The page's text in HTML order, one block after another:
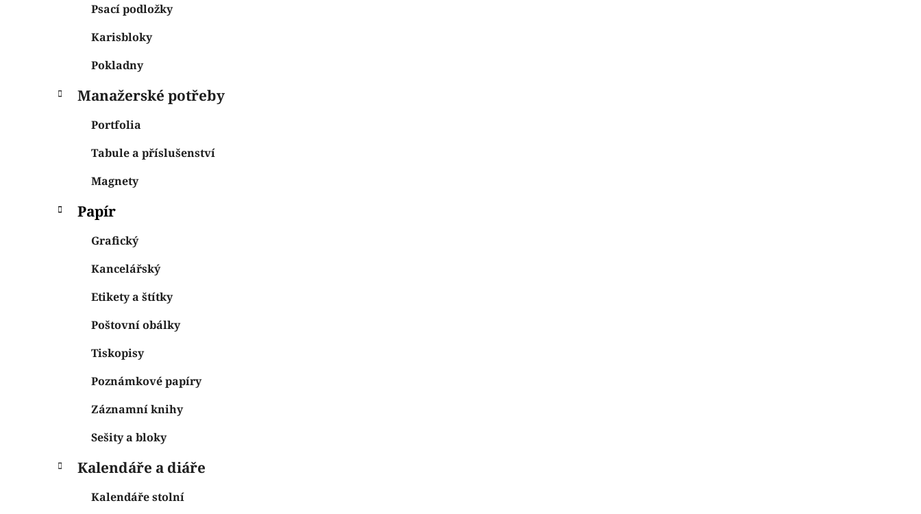
Psací podložky
Karisbloky
Pokladny
Manažerské potřeby
Portfolia
Tabule a příslušenství
Magnety
Papír
Grafický
Kancelářský
Etikety a štítky
Poštovní obálky
Tiskopisy
Poznámkové papíry
Záznamní knihy
Sešity a bloky
Kalendáře a diáře
Kalendáře stolní